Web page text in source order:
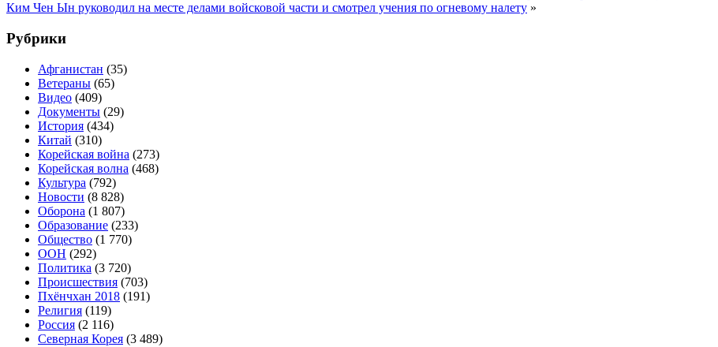
Ким Чен Ын руководил на месте делами войсковой части и смотрел учения по огневому налету »
Рубрики
Афганистан (35)
Ветераны (65)
Видео (409)
Документы (29)
История (434)
Китай (310)
Корейская война (273)
Корейская волна (468)
Культура (792)
Новости (8 828)
Оборона (1 807)
Образование (233)
Общество (1 770)
ООН (292)
Политика (3 720)
Происшествия (703)
Пхёнчхан 2018 (191)
Религия (119)
Россия (2 116)
Северная Корея (3 489)